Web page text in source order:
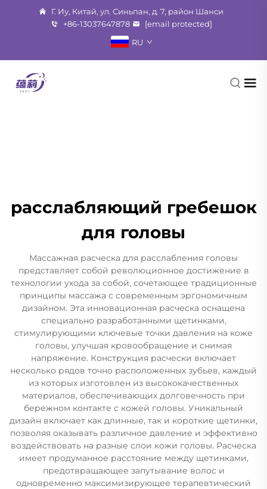
Г. Иу, Китай, ул. Синьпан, д. 7, район Шанси
+86-13037647878
[email protected]
RU
расслабляющий гребешок
для головы
Массажная расческа для расслабления головы
представляет собой революционное достижение в
технологии ухода за собой, сочетающее традиционные
принципы массажа с современным эргономичным
дизайном. Эта инновационная расческа оснащена
специально разработанными щетинками,
стимулирующими ключевые точки давления на коже
головы, улучшая кровообращение и снимая
напряжение. Конструкция расчески включает
несколько рядов точно расположенных зубьев, каждый
из которых изготовлен из высококачественных
материалов, обеспечивающих долговечность при
бережном контакте с кожей головы. Уникальный
дизайн включает как длинные, так и короткие щетинки,
позволяя оказывать различное давление и эффективно
воздействовать на разные слои кожи головы. Расческа
имеет продуманное расстояние между щетинками,
предотвращающее запутывание волос и
одновременно максимизирующее терапевтический